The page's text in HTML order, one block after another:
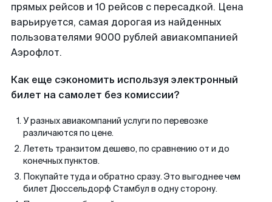
прямых рейсов и 10 рейсов с пересадкой. Цена
варьируется, самая дорогая из найденных
пользователями 9000 рублей авиакомпанией
Аэрофлот.
Как еще сэкономить используя электронный
билет на самолет без комиссии?
У разных авиакомпаний услуги по перевозке
различаются по цене.
Лететь транзитом дешево, по сравнению от и до
конечных пунктов.
Покупайте туда и обратно сразу. Это выгоднее чем
билет Дюссельдорф Стамбул в одну сторону.